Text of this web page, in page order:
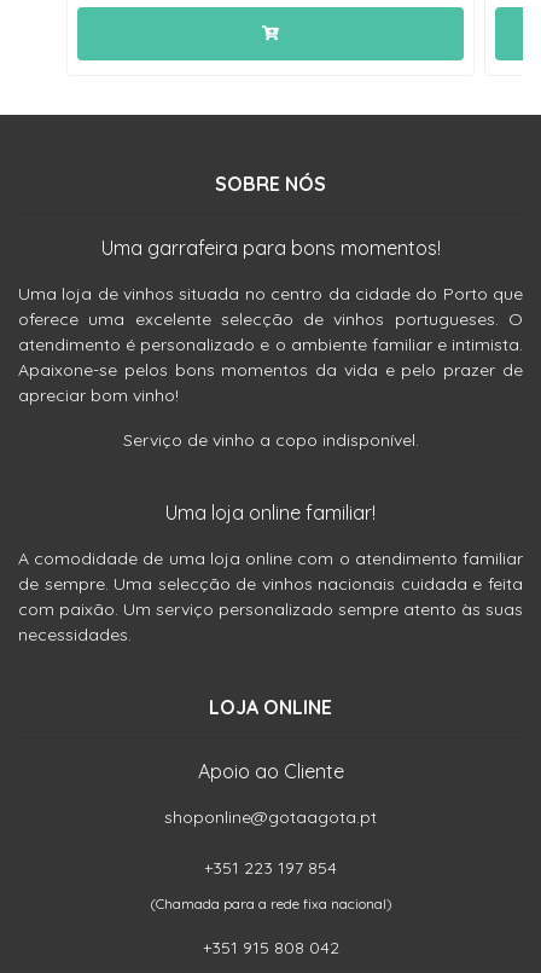
SOBRE NÓS
Uma garrafeira para bons momentos!
Uma loja de vinhos situada no centro da cidade do Porto que
oferece uma excelente selecção de vinhos portugueses. O
atendimento é personalizado e o ambiente familiar e intimista.
Apaixone-se pelos bons momentos da vida e pelo prazer de
apreciar bom vinho!
Serviço de vinho a copo indisponível.
Uma loja online familiar!
A comodidade de uma loja online com o atendimento familiar
de sempre. Uma selecção de vinhos nacionais cuidada e feita
com paixão. Um serviço personalizado sempre atento às suas
necessidades.
LOJA ONLINE
Apoio ao Cliente
shoponline@gotaagota.pt
+351 223 197 854
(Chamada para a rede fixa nacional)
+351 915 808 042